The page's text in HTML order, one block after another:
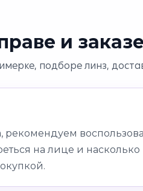
и заказе
подборе линз,
на лице и